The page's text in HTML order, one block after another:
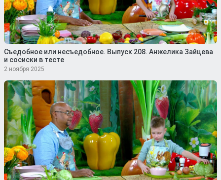
Съедобное или несъедобное. Выпуск 208. Анжелика Зайцева
и сосиски в тесте
2 ноября 2025